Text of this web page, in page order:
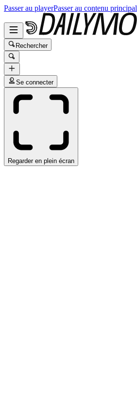
Passer au playerPasser au contenu principal
Rechercher
Se connecter
Regarder en plein écran